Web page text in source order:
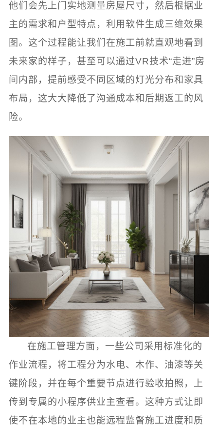
他们会先上门实地测量房屋尺寸，然后根据业
主的需求和户型特点，利用软件生成三维效果
图。这个过程能让我们在施工前就直观地看到
未来家的样子，甚至可以通过VR技术“走进”房
间内部，提前感受不同区域的灯光分布和家具
布局，这大大降低了沟通成本和后期返工的风
险。
在施工管理方面，一些公司采用标准化的
作业流程，将工程分为水电、木作、油漆等关
键阶段，并在每个重要节点进行验收拍照，上
传到专属的小程序供业主查看。这种方式让即
使不在本地的业主也能远程监督施工进度和质